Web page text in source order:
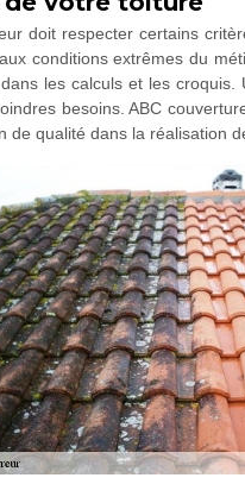
doit respecter certains
conditions extrêmes du
les calculs et les croquis.
besoins. ABC
de qualité dans la réalisation